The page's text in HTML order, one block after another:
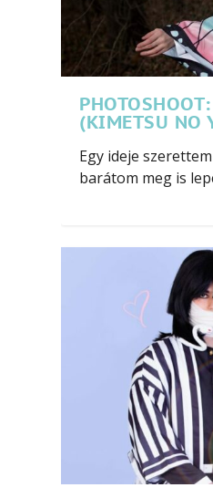
(KIMETSU NO
Egy ideje
barátom meg is